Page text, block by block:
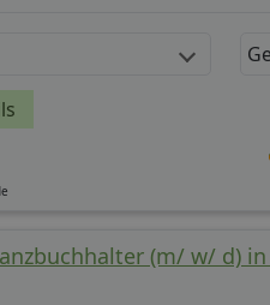
(m/ w/ d)